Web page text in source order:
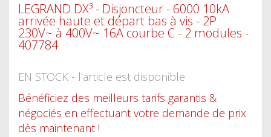
LEGRAND DX³ - Disjoncteur - 6000 10kA
arrivée haute et départ bas à vis - 2P
230V~ à 400V~ 16A courbe C - 2 modules -
407784
EN STOCK - l'article est disponible
Bénéficiez des meilleurs tarifs garantis &
négociés en effectuant votre demande de prix
dès maintenant !